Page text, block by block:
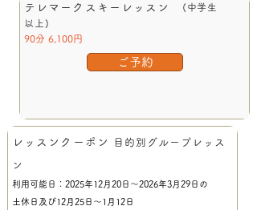
テレマークスキーレッスン
(中学生
以上)
90分 6,100円
ご予約
レッスン クーポン 目的別グループレッス
ン
利用可能日：2025年12月20日〜2026年3月29日の
土休日及び12月25日～1月12日